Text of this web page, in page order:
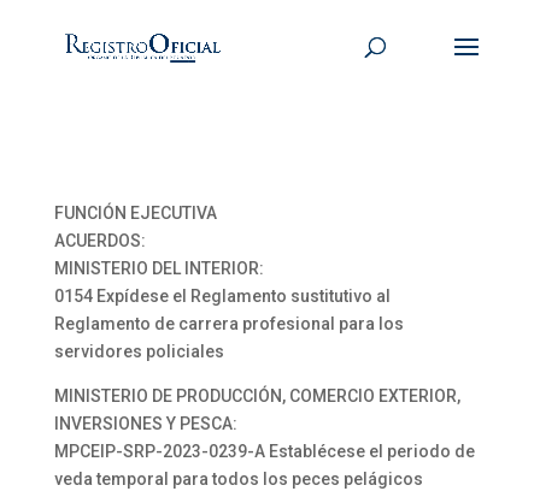
FUNCIÓN EJECUTIVA
ACUERDOS:
MINISTERIO DEL INTERIOR:
0154 Expídese el Reglamento sustitutivo al
Reglamento de carrera profesional para los
servidores policiales
MINISTERIO DE PRODUCCIÓN, COMERCIO EXTERIOR,
INVERSIONES Y PESCA:
MPCEIP-SRP-2023-0239-A Establécese el periodo de
veda temporal para todos los peces pelágicos